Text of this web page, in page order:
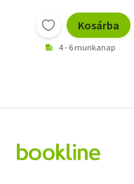
Kosárba
4 - 6 munkanap